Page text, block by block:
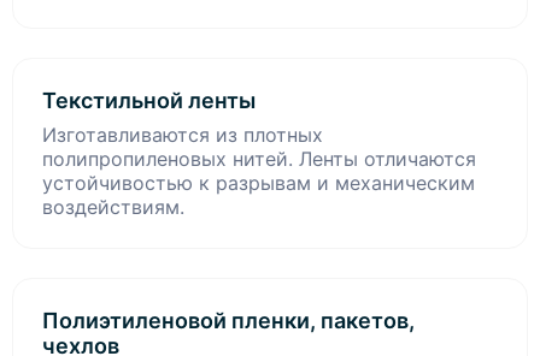
Текстильной ленты
Изготавливаются из плотных
полипропиленовых нитей. Ленты отличаются
устойчивостью к разрывам и механическим
воздействиям.
Полиэтиленовой пленки, пакетов,
чехлов